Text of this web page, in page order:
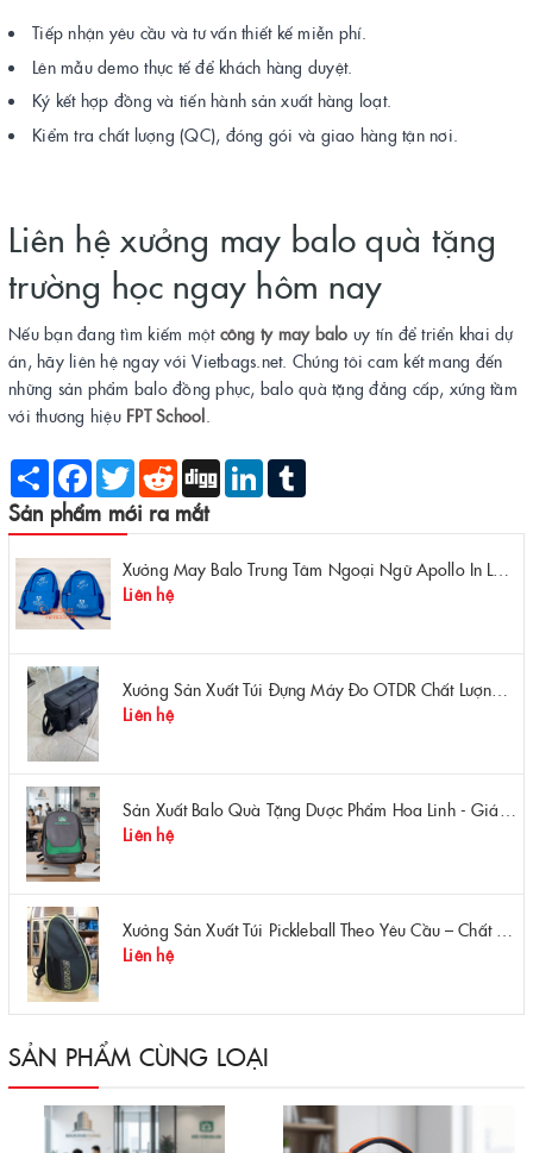
Tiếp nhận yêu cầu và tư vấn thiết kế miễn phí.
Lên mẫu demo thực tế để khách hàng duyệt.
Ký kết hợp đồng và tiến hành sản xuất hàng loạt.
Kiểm tra chất lượng (QC), đóng gói và giao hàng tận nơi.
Liên hệ xưởng may balo quà tặng
trường học ngay hôm nay
Nếu bạn đang tìm kiếm một công ty may balo uy tín để triển khai dự
án, hãy liên hệ ngay với Vietbags.net. Chúng tôi cam kết mang đến
những sản phẩm balo đồng phục, balo quà tặng đẳng cấp, xứng tầm
với thương hiệu FPT School
Share Facebook
Twitter Reddit Digg LinkedIn
Sản phẩm mới ra mắt
Liên hệ
Liên hệ
Liên hệ
Liên hệ
SẢN PHẨM CÙNG LOẠI